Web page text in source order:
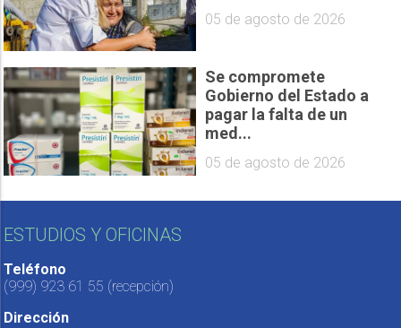
05 de agosto de 2026
Se compromete
Gobierno del Estado a
pagar la falta de un
med...
05 de agosto de 2026
ESTUDIOS Y OFICINAS
Teléfono
(999) 923 61 55 (recepción)
Dirección